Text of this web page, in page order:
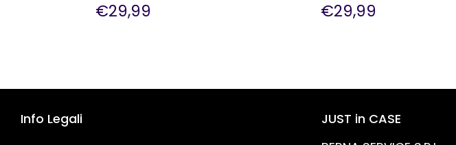
€29,99 €29,99
Info Legali
JUST in CASE